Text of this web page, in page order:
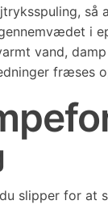
i
vand,
fræses
slipper for at